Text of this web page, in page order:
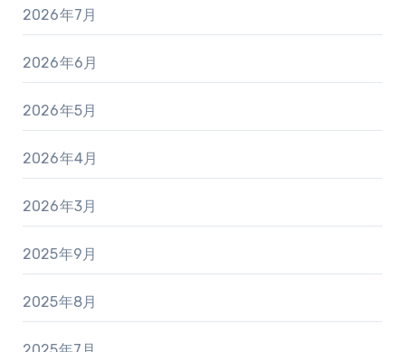
2026年7月
2026年6月
2026年5月
2026年4月
2026年3月
2025年9月
2025年8月